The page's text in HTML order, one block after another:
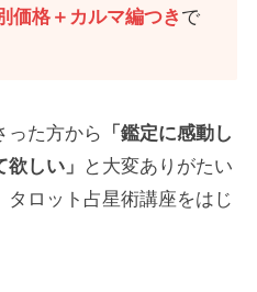
価格＋カルマ編つき で
った方から
「鑑定に感動し
しい」
と大変ありがたい
ロット占星術講座をはじ